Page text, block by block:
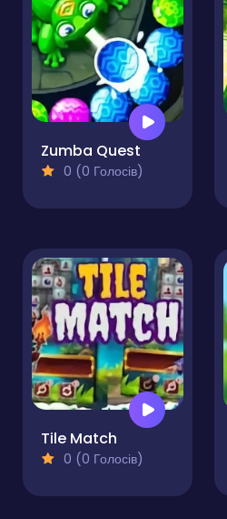
Zumba Quest
0 (0 Голосів)
Tile Match
0 (0 Голосів)